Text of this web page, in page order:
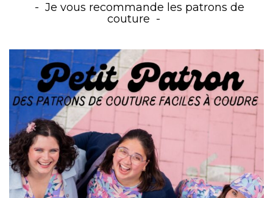
Je vous recommande les patrons de
couture